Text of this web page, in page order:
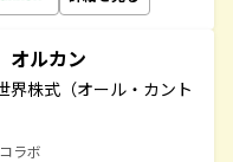
ルカン
界株式（オール・カント
ラボ